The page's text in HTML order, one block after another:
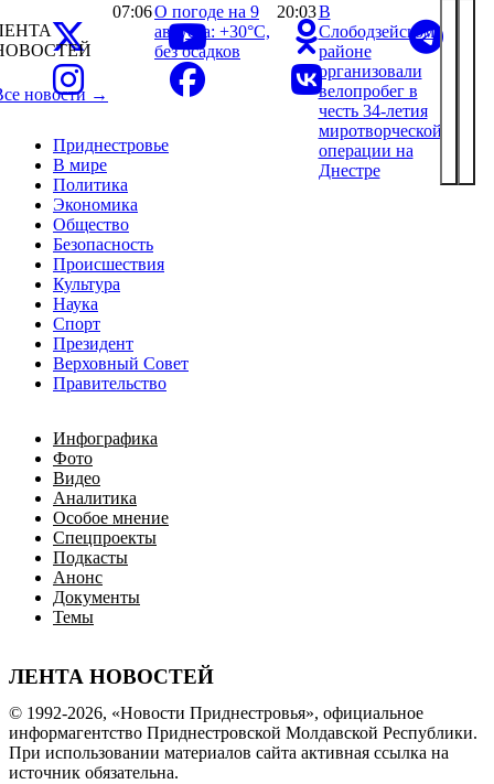
Приднестровье
В мире
Политика
Экономика
Общество
Безопасность
Происшествия
Культура
Наука
Спорт
Президент
Верховный Совет
Правительство
Инфографика
Фото
Видео
Аналитика
Особое мнение
Спецпроекты
Подкасты
Анонс
Документы
Темы
ЛЕНТА НОВОСТЕЙ
новости →
07:06О погоде на 9
августа: +30°С,
без осадков
20:03В
Слободзейском
районе
организовали
велопробег в
честь 34-летия
миротворческой
операции на
Днестре
© 1992-2026, «Новости Приднестровья», официальное
информагентство Приднестровской Молдавской Республики.
При использовании материалов сайта активная ссылка на
источник обязательна.